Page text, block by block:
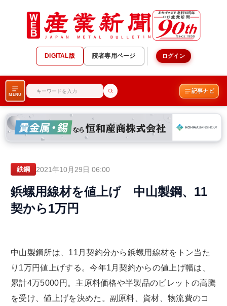
DIGITAL版 読者専用ページ ログイン
MENU
記事ナビ
鉄鋼 2021年10月29日 06:00
鋲螺用線材を値上げ 中山製鋼、11
契から1万円
中山製鋼所は、11月契約分から鋲螺用線材をトン当た
り1万円値上げする。今年1月契約からの値上げ幅は、
累計4万5000円。主原料価格や半製品のビレットの高騰
を受け、値上げを決めた。副原料、資材、物流費のコ